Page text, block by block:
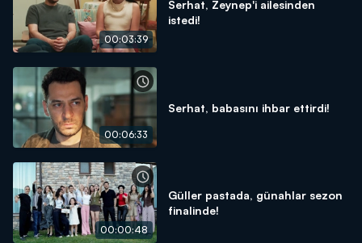
00:03:39
Serhat, Zeynep'i ailesinden
istedi!
00:06:33
Serhat, babasını ihbar ettirdi!
00:00:48
Güller pastada, günahlar sezon
finalinde!